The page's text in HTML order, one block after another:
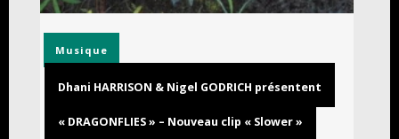
Musique
Dhani HARRISON & Nigel GODRICH présentent
« DRAGONFLIES » – Nouveau clip « Slower »